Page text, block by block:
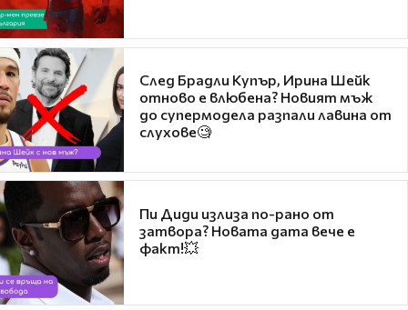
След Брадли Купър, Ирина Шейк
отново е влюбена? Новият мъж
до супермодела разпали лавина от
слухове🧐
Пи Диди излиза по-рано от
затвора? Новата дата вече е
факт!💥